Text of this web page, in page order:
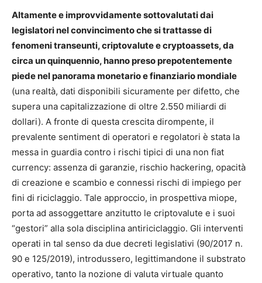
Altamente e improvvidamentesottovalutati dai
legislatori nel convincimento che si trattasse di
fenomeni transeunti, criptovalute e cryptoassets, da
circa un quinquennio, hanno preso prepotentemente
piede nel panorama monetario e finanziario mondiale
(una realtà, dati disponibili sicuramente per difetto, che
supera una capitalizzazione di oltre 2.550 miliardi di
dollari). A fronte di questa crescita dirompente, il
prevalente sentiment di operatori e regolatori è stata la
messa in guardia contro i rischi tipici di una non fiat
currency: assenza di garanzie, rischio hackering, opacità
di creazione e scambio e connessi rischi di impiego per
fini di riciclaggio. Tale approccio, in prospettiva miope,
porta ad assoggettare anzitutto le criptovalute e i suoi
“gestori” alla sola disciplina antiriciclaggio. Gli interventi
operati in tal senso da due decreti legislativi (90/2017 n.
90 e 125/2019), introdussero, legittimandone il substrato
operativo, tanto la nozione di valuta virtuale quanto